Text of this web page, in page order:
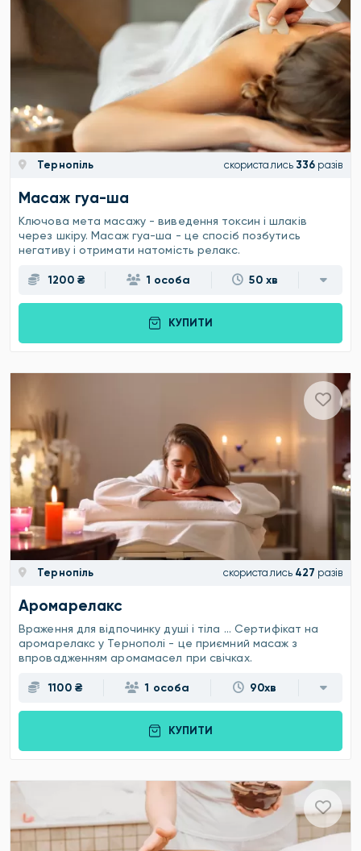
Тернопіль скористались 336 разів
Масаж гуа-ша
Ключова мета масажу - виведення токсин і шлаків
через шкіру. Масаж гуа-ша - це спосіб позбутись
негативу і отримати натомість релакс.
1200 ₴ 1 особа 50 хв
КУПИТИ
Тернопіль скористались 427 разів
Аромарелакс
Враження для відпочинку душі і тіла ... Сертифікат на
аромарелакс у Тернополі - це приємний масаж з
впровадженням аромамасел при свічках.
1100 ₴ 1 особа 90хв
КУПИТИ